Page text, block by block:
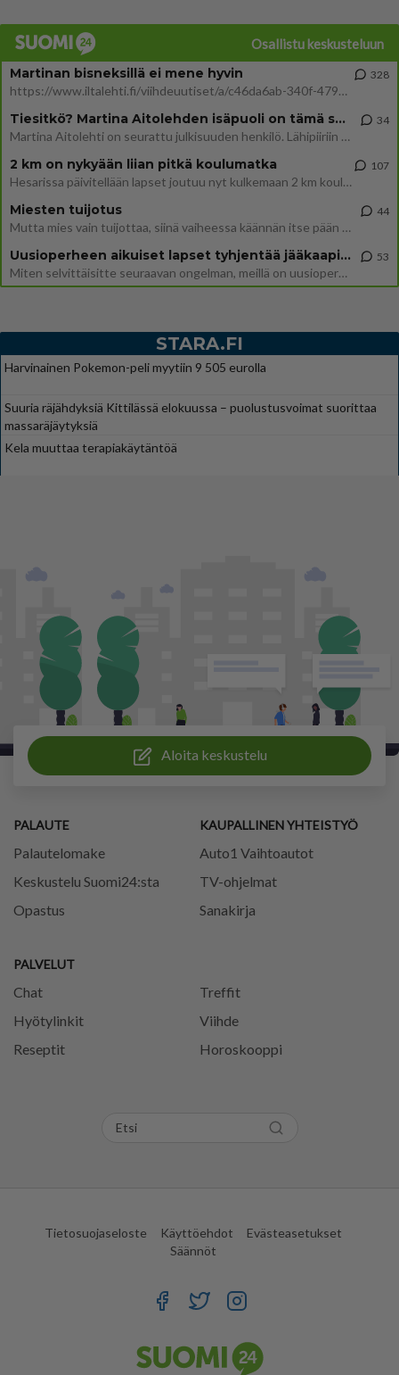
Osallistu keskusteluun
Martinan bisneksillä ei mene hyvin
https://www.iltalehti.fi/viihdeuutiset/a/c46da6ab-340f-4790-aaa7-0865eed2336 Yrityksen konkurssihakemus on tullut kärä
328
Tiesitkö? Martina Aitolehden isäpuoli on tämä suosittu laulaja
Martina Aitolehti on seurattu julkisuuden henkilö. Lähipiiriin mahtuu muitakin tunnettuja henkilöitä. Tiesitkö, että Ma
34
2 km on nykyään liian pitkä koulumatka
Hesarissa päivitellään lapset joutuu nyt kulkemaan 2 km kouluun jösses. Ruostefillarilla tuo matka menee vaikka miten äk
107
Miesten tuijotus
Mutta mies vain tuijottaa, siinä vaiheessa käännän itse pään pois. Mikä juttu? Yleensä jos joku tuijottaa tai katsoo, hä
44
Uusioperheen aikuiset lapset tyhjentää jääkaapin käydessään
Miten selvittäisitte seuraavan ongelman, meillä on uusioperhe, minulla teini-ikäiset lapset ja puolisolla aikuiset, jotk
53
STARA.FI
Harvinainen Pokemon-peli myytiin 9 505 eurolla
Suuria räjähdyksiä Kittilässä elokuussa – puolustusvoimat suorittaa
massaräjäytyksiä
Kela muuttaa terapiakäytäntöä
Aloita keskustelu
PALAUTE
Palautelomake
Keskustelu Suomi24:sta
Opastus
PALVELUT
Chat
Treffit
Hyötylinkit
Viihde
Reseptit
Horoskooppi
KAUPALLINEN YHTEISTYÖ
Auto1 Vaihtoautot
TV-ohjelmat
Sanakirja
Tietosuojaseloste Käyttöehdot
Evästeasetukset
Säännöt